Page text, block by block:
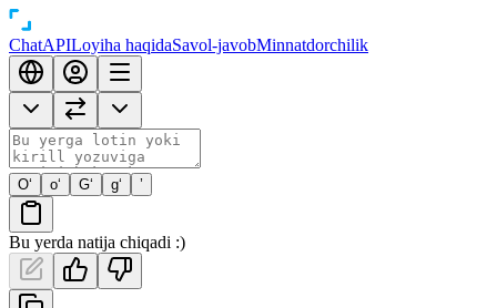
ChatAPILoyiha haqidaSavol-javobMinnatdorchilik
O‘ o‘ G‘ g‘ ’
Bu yerda natija chiqadi :)